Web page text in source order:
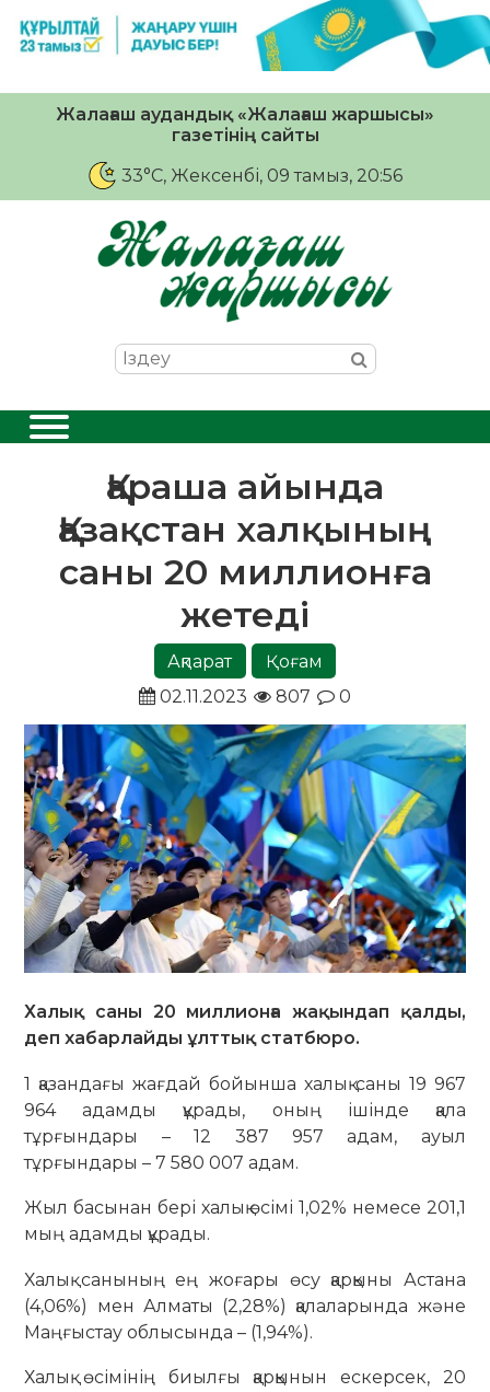
Жалағаш аудандық «Жалағаш жаршысы»
газетінің сайты
33°C, Жексенбі, 09 тамыз, 20:56
Қараша айында
Қазақстан халқының
саны 20 миллионға
жетеді
Ақпарат
Қоғам
02.11.2023
807 0
Халық саны 20 миллионға жақындап қалды,
деп хабарлайды ұлттық статбюро.
1 қазандағы жағдай бойынша халық саны 19 967
964 адамды құрады, оның ішінде қала
тұрғындары – 12 387 957 адам, ауыл
тұрғындары – 7 580 007 адам.
Жыл басынан бері халық өсімі 1,02% немесе 201,1
мың адамды құрады.
Халық санының ең жоғары өсу қарқыны Астана
(4,06%) мен Алматы (2,28%) қалаларында және
Маңғыстау облысында – (1,94%).
Халық өсімінің биылғы қарқынын ескерсек, 20